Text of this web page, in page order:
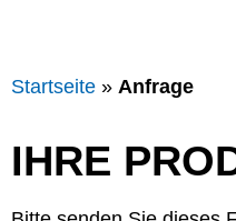
Startseite » Anfrage
IHRE